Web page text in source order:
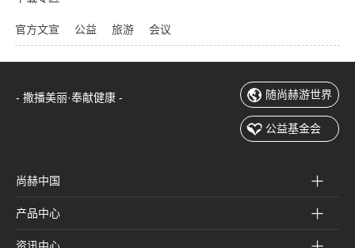
官方文宣 公益 旅游 会议
- 撒播美丽·奉献健康 - 随尚赫游世界
公益基金会
尚赫中国
产品中心
资讯中心